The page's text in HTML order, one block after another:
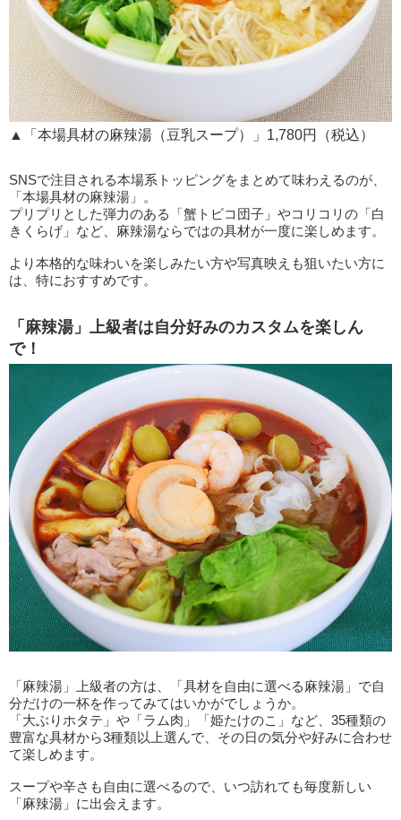
▲「本場具材の麻辣湯（豆乳スープ）」1,780円（税込）
SNSで注目される本場系トッピングをまとめて味わえるのが、
「本場具材の麻辣湯」。
プリプリとした弾力のある「蟹トビコ団子」やコリコリの「白
きくらげ」など、麻辣湯ならではの具材が一度に楽しめます。
より本格的な味わいを楽しみたい方や写真映えも狙いたい方に
は、特におすすめです。
「麻辣湯」上級者は自分好みのカスタムを楽しん
で！
「麻辣湯」上級者の方は、「具材を自由に選べる麻辣湯」で自
分だけの一杯を作ってみてはいかがでしょうか。
「大ぶりホタテ」や「ラム肉」「姫たけのこ」など、35種類の
豊富な具材から3種類以上選んで、その日の気分や好みに合わせ
て楽しめます。
スープや辛さも自由に選べるので、いつ訪れても毎度新しい
「麻辣湯」に出会えます。